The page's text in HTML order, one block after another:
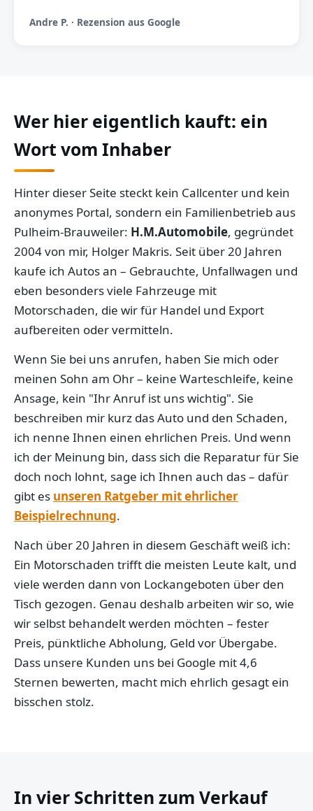
Andre P. · Rezension aus Google
Wer hier eigentlich kauft: ein
Wort vom Inhaber
Hinter dieser Seite steckt kein Callcenter und kein
anonymes Portal, sondern ein Familienbetrieb aus
Pulheim-Brauweiler: H.M.Automobile, gegründet
2004 von mir, Holger Makris. Seit über 20 Jahren
kaufe ich Autos an – Gebrauchte, Unfallwagen und
eben besonders viele Fahrzeuge mit
Motorschaden, die wir für Handel und Export
aufbereiten oder vermitteln.
Wenn Sie bei uns anrufen, haben Sie mich oder
meinen Sohn am Ohr – keine Warteschleife, keine
Ansage, kein "Ihr Anruf ist uns wichtig". Sie
beschreiben mir kurz das Auto und den Schaden,
ich nenne Ihnen einen ehrlichen Preis. Und wenn
ich der Meinung bin, dass sich die Reparatur für Sie
doch noch lohnt, sage ich Ihnen auch das – dafür
gibt es unseren Ratgeber mit ehrlicher
Beispielrechnung.
Nach über 20 Jahren in diesem Geschäft weiß ich:
Ein Motorschaden trifft die meisten Leute kalt, und
viele werden dann von Lockangeboten über den
Tisch gezogen. Genau deshalb arbeiten wir so, wie
wir selbst behandelt werden möchten – fester
Preis, pünktliche Abholung, Geld vor Übergabe.
Dass unsere Kunden uns bei Google mit 4,6
Sternen bewerten, macht mich ehrlich gesagt ein
bisschen stolz.
In vier Schritten zum Verkauf